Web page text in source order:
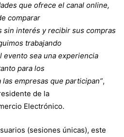
que ofrece el canal online,
comparar
sin interés y recibir sus compras
trabajando
evento sea una experiencia
para los
empresas que participan”,
de la
Electrónico.
(sesiones únicas), este